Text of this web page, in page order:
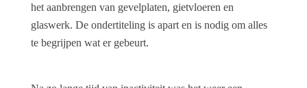
het aanbrengen van gevelplaten, gietvloeren en
glaswerk. De ondertiteling is apart en is nodig om alles
te begrijpen wat er gebeurt.